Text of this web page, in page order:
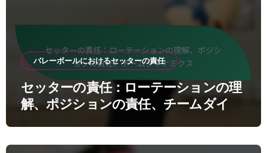
バレーボールにおけるセッターの責任
セッターの責任：ローテーションの理
解、ポジションの責任、チームダイナ